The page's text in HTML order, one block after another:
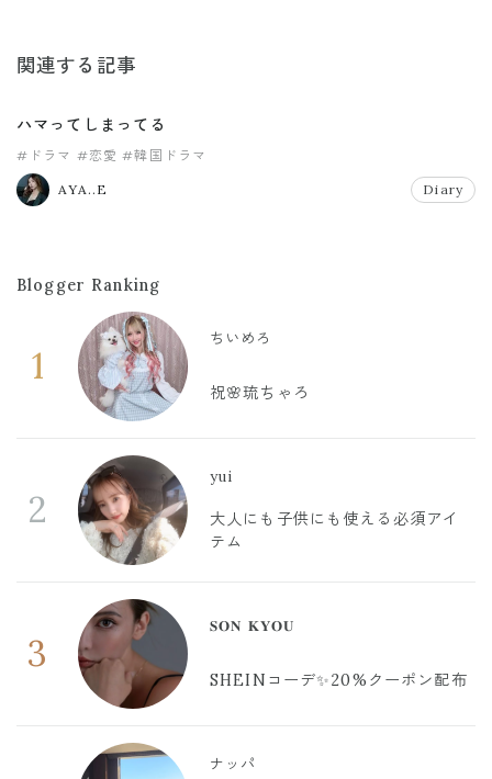
関連する記事
ハマってしまってる
#ドラマ #恋愛 #韓国ドラマ
AYA..E Diary
Blogger Ranking
1
ちいめろ
祝🌸琉ちゃろ
2
yui
大人にも子供にも使える必須アイ
テム
3
𝐒𝐎𝐍 𝐊𝐘𝐎𝐔
SHEINコーデ✨20%クーポン配布
ナッパ